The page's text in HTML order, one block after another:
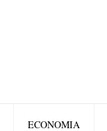
ECONOMIA